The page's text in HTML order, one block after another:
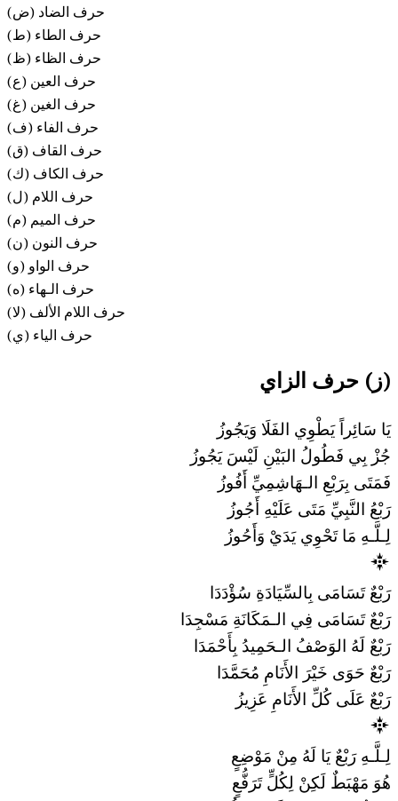
(ض) حرف الضاد
(ط) حرف الطاء
(ظ) حرف الظاء
(ع) حرف العين
(غ) حرف الغين
(ف) حرف الفاء
(ق) حرف القاف
(ك) حرف الكاف
(ل) حرف اللام
حرف الميم (م)
حرف النون (ن)
حرف الواو (و)
حرف الـهاء (ه)
حرف اللام الألف (لا)
حرف الياء (ي)
(ز) حرف الزاي
يَا سَائِراً يَطْوِي الفَلَا وَيَجُوزُ
جُزْ بِي فَطُولُ البَيْنِ لَيْسَ يَجُوزُ
فَمَتَى بِرَبْعِ الـهَاشِمِيِّ أَفُوزُ
رَبْعُ النَّبِيِّ مَتَى عَلَيْهِ أَجُوزُ
لِـلَّـهِ مَا تَحْوِي يَدَيْ وَأَحُوزُ
رَبْعٌ تَسَامَى بِالسِّيَادَةِ سُؤْدَدَا
رَبْعٌ تَسَامَى فِي الـمَكَانَةِ مَسْجِدَا
رَبْعٌ لَهُ الوَصْفُ الـحَمِيدُ بِأَحْمَدَا
رَبْعٌ حَوَى خَيْرَ الأَنَامِ مُحَمَّدَا
رَبْعٌ عَلَى كُلِّ الأَنَامِ عَزِيزُ
لِـلَّـهِ رَبْعٌ يَا لَهُ مِنْ مَوْضِعٍ
هُوَ مَهْبَطٌ لَكِنْ لِكُلٍّ تَرَفُّعٍ